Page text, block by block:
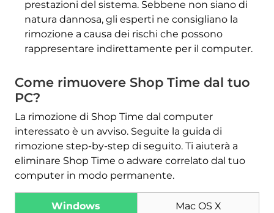
prestazioni del sistema. Sebbene non siano di
natura dannosa, gli esperti ne consigliano la
rimozione a causa dei rischi che possono
rappresentare indirettamente per il computer.
Come rimuovere Shop Time dal tuo
PC?
La rimozione di Shop Time dal computer
interessato è un avviso. Seguite la guida di
rimozione step-by-step di seguito. Ti aiuterà a
eliminare Shop Time o adware correlato dal tuo
computer in modo permanente.
Windows Mac OS X